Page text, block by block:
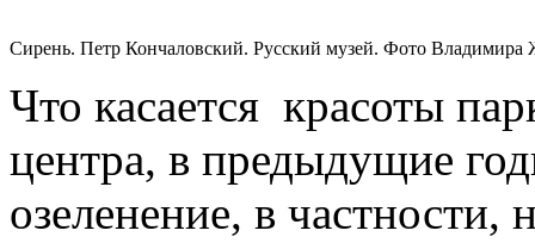
Сирень. Петр Кончаловский. Русский музей. Фото Владимира
Что касается красоты
центра, в предыдущие
озеленение, в